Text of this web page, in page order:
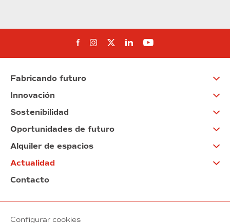
Síguenos en Facebook
Síguenos en Instagram
Síguenos en Twitter
Síguenos en Linkedin
Síguenos en
Fabricando futuro
Innovación
Sostenibilidad
Oportunidades de futuro
Alquiler de espacios
Actualidad
Contacto
Configurar cookies